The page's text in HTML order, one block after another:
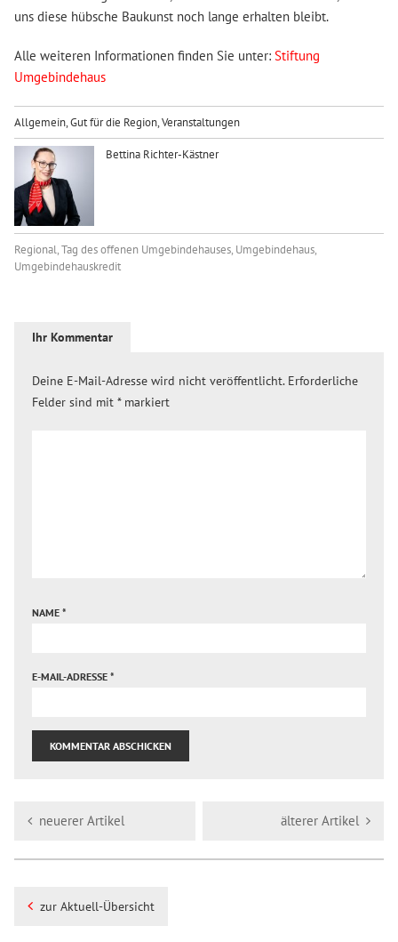
uns diese hübsche Baukunst noch lange erhalten bleibt.
Alle weiteren Informationen finden Sie unter: Stiftung
Umgebindehaus
Allgemein,Gut für die Region,Veranstaltungen
Bettina Richter-Kästner
Regional,Tag des offenen Umgebindehauses, Umgebindehaus,
Umgebindehauskredit
Ihr Kommentar
Deine E-Mail-Adresse wird nicht veröffentlicht. Erforderliche
Felder sind mit *markiert
NAME *
E-MAIL-ADRESSE *
neuerer Artikel älterer Artikel
zur Aktuell-Übersicht